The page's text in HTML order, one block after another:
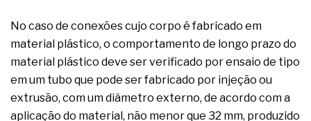
No caso de conexões cujo corpo é fabricado em
material plástico, o comportamento de longo prazo do
material plástico deve ser verificado por ensaio de tipo
em um tubo que pode ser fabricado por injeção ou
extrusão, com um diâmetro externo, de acordo com a
aplicação do material, não menor que 32 mm, produzido